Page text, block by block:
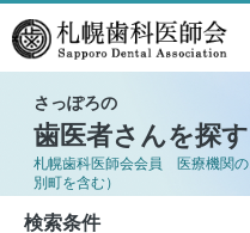
さっぽろの
歯医者さんを探す
札幌歯科医師会会員 医療機関
別町を含む）
検索条件